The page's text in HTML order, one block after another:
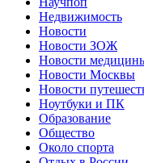
Недвижимость
Новости
Новости ЗОЖ
Новости
Новости Москвы
Новости
Ноутбуки и ПК
Образование
Общество
Около спорта